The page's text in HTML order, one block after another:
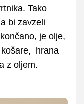
Tako
bi zavzeli
je olje,
košare, hrana
z oljem.